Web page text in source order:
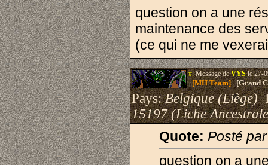
question on a une
maintenance des
(ce qui ne me
#.Message deVYSle 27-
[MH Team][Grand
Pays:Belgique (Liège)
15197 (Liche
Quote: Posté
question on a